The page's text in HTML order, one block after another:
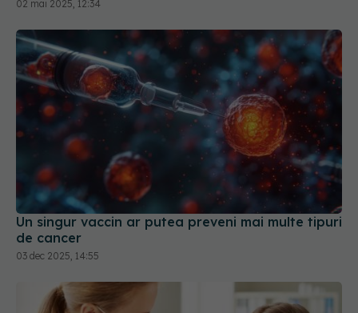
Un singur vaccin ar putea preveni mai multe tipuri
de cancer
03 dec 2025, 14:55